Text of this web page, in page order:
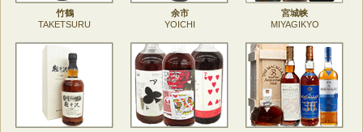
竹鶴
TAKETSURU
余市
YOICHI
宮城峡
MIYAGIKYO